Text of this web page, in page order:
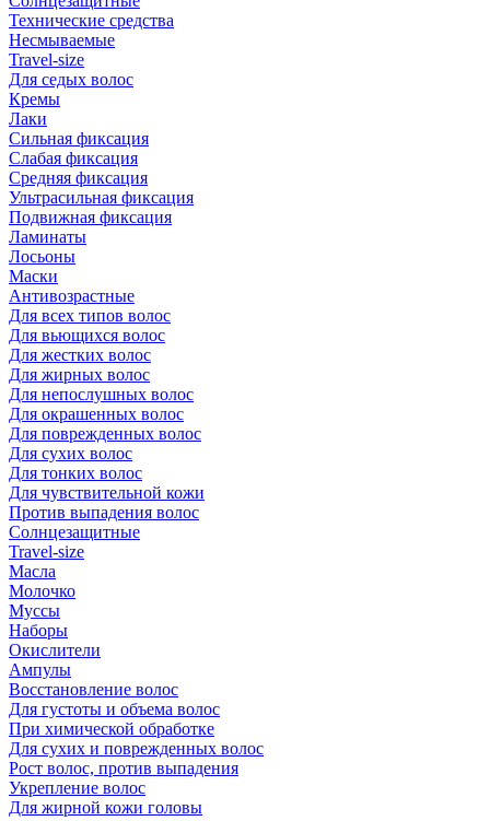
Технические средства
Несмываемые
Travel-size
Для седых волос
Кремы
Лаки
Сильная фиксация
Слабая фиксация
Средняя фиксация
Ультрасильная фиксация
Подвижная фиксация
Ламинаты
Лосьоны
Маски
Антивозрастные
Для всех типов волос
Для вьющихся волос
Для жестких волос
Для жирных волос
Для непослушных волос
Для окрашенных волос
Для поврежденных волос
Для сухих волос
Для тонких волос
Для чувствительной кожи
Против выпадения волос
Солнцезащитные
Travel-size
Масла
Молочко
Муссы
Наборы
Окислители
Ампулы
Восстановление волос
Для густоты и объема волос
При химической обработке
Для сухих и поврежденных волос
Рост волос, против выпадения
Укрепление волос
Для жирной кожи головы